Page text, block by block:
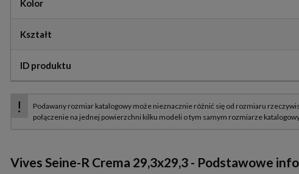
Kolor
Kształt
ID produktu
Vives Seine-R Crema 29,3x29,3 - Podstawowe